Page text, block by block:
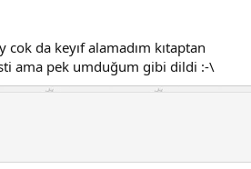
cok da keyıf alamadım kıtaptan
ama pek umduğum gibi dildi :-\